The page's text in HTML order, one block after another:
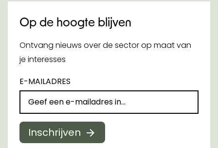
Op de hoogte blijven
Ontvang nieuws over de sector op maat van
je interesses
E-MAILADRES
Inschrijven